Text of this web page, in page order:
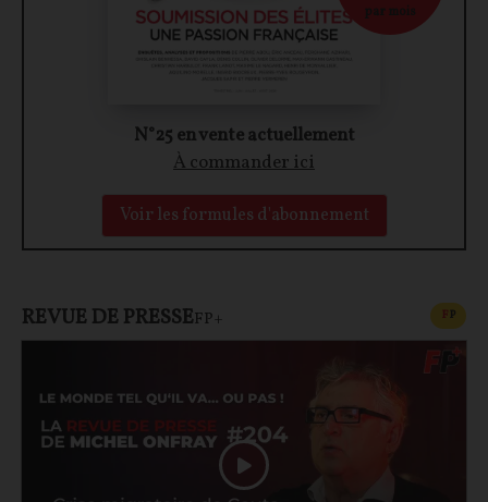
N°25 en vente actuellement
À commander ici
Voir les formules d'abonnement
par mois
REVUE DE PRESSEFP+ FP